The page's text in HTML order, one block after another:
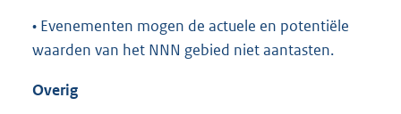
• Evenementen mogen de actuele en potentiële
waarden van het NNN gebied niet aantasten.
Overig